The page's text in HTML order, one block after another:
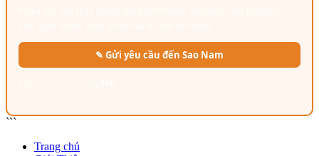
✎ Gửi yêu cầu đến Sao Nam
```
Trang chủ